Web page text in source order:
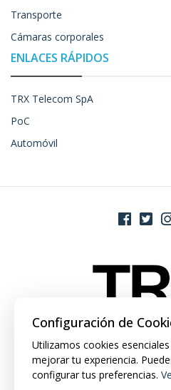
Transporte
Cámaras corporales
ENLACES RÁPIDOS
TRX Telecom SpA
PoC
Automóvil
Configuración de
Utilizamos cookies
mejorar tu experiencia.
configurar tus preferencias.